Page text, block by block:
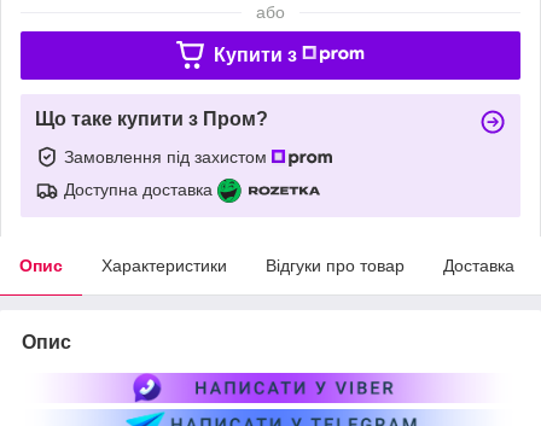
або
Купити з
Що таке купити з Пром?
Замовлення під захистом
Доступна доставка
Опис Характеристики Відгуки про товар Доставка
Опис